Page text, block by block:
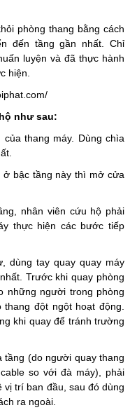
phòng thang bằng cách
đến tầng gần nhất. Chỉ
luyện và đã thực hành
hiện.
như sau:
thang máy. Dùng chìa
ở bậc tầng này thì mở cửa
nhân viên cứu hộ phải
thực hiện các bước tiếp
dùng tay quay quay máy
Trước khi quay phòng
những người trong phòng
đột ngột hoạt động.
khi quay để tránh trường
tầng (do người quay thang
so với đà máy), phải
vị trí ban đầu, sau đó dùng
ra ngoài.